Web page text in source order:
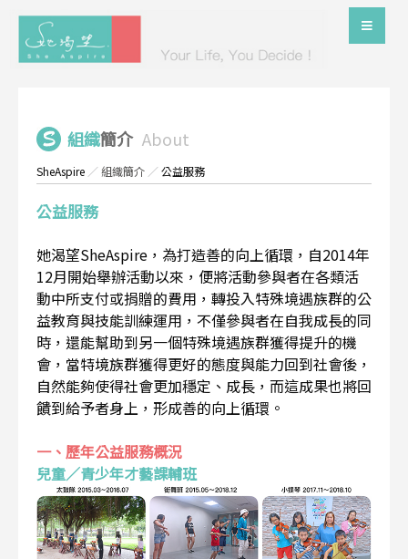
組織簡介 About
SheAspire ／組織簡介 ／公益服務
公益服務
她渴望SheAspire，為打造善的向上循環，自2014年
12月開始舉辦活動以來，便將活動參與者在各類活
動中所支付或捐贈的費用，轉投入特殊境遇族群的公
益教育與技能訓練運用，不僅參與者在自我成長的同
時，還能幫助到另一個特殊境遇族群獲得提升的機
會，當特境族群獲得更好的態度與能力回到社會後，
自然能夠使得社會更加穩定、成長，而這成果也將回
饋到給予者身上，形成善的向上循環。
一、歷年公益服務概況
兒童／青少年才藝課輔班